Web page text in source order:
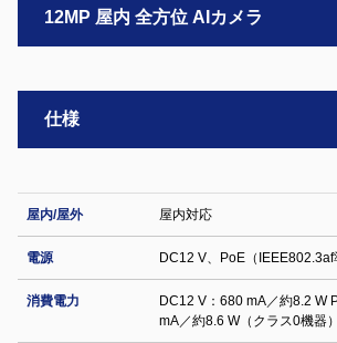
12MP 屋内 全方位 AIカメラ
仕様
屋内/屋外 屋内対応
電源 DC12 V、PoE（IEEE802.3af
消費電力
DC12 V：680 mA／約8.2 W
mA／約8.6 W（クラス0機器）